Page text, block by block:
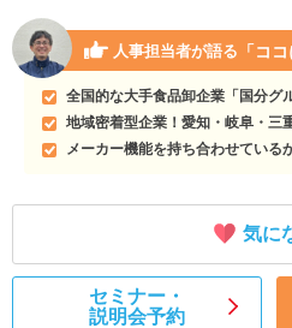
人事担当者が語る 「コ
全国的な大手食品卸企業「国分グ
地域密着型企業！愛知・岐阜・三
メーカー機能を持ち合わせている
気に
セミナー・
説明会予約